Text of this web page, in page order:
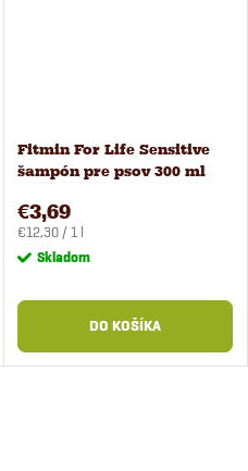
Fitmin For Life Sensitive
šampón pre psov 300 ml
€3,69
Jednotková
cena:
€12,30 / 1 l
Skladom
DO KOŠÍKA